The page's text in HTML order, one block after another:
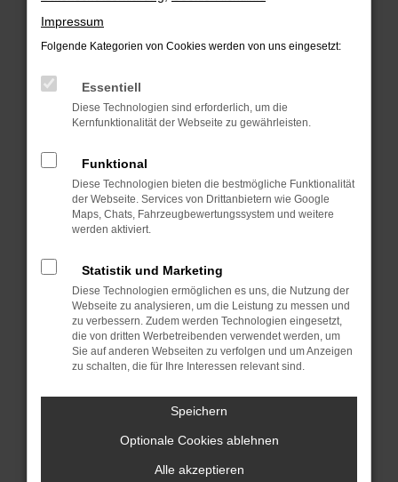
Laden andere Webseiten, zum Beispiel deine
Suchmaschine?
Prüfe deine Browsererweiterungen.
können das Laden bestimmter Seiten
verhindern. Funktioniert die Seite in einem
anderen Browser oder in einem privaten
Starte dein Gerät neu.
Das kann manchmal helfen, vorübergehende
Probleme zu beheben.
Betriebssystem auf dem neuesten Stand
sind.
Veraltete Software birgt nicht nur ein
Sicherheitsrisiko, sondern kann auch dazu
führen, dass bestimmte Funktionen nicht mehr
unterstützt werden.
Wenn du alle oben genannten Schritte versucht
versuchen, das Problem zu beheben. Du kannst
uns diesen Text schicken, um uns bei der
Impressum
Folgende Kategorien von Cookies werden von uns eingesetzt:
Essentiell
Diese Technologien sind erforderlich, um die
Kernfunktionalität der Webseite zu gewährleisten.
Funktional
Diese Technologien bieten die bestmögliche Funktionalität
der Webseite. Services von Drittanbietern wie Google
Maps, Chats, Fahrzeugbewertungssystem und weitere
werden aktiviert.
Statistik und Marketing
Diese Technologien ermöglichen es uns, die Nutzung der
Webseite zu analysieren, um die Leistung zu messen und
zu verbessern. Zudem werden Technologien eingesetzt,
die von dritten Werbetreibenden verwendet werden, um
Sie auf anderen Webseiten zu verfolgen und um Anzeigen
zu schalten, die für Ihre Interessen relevant sind.
Speichern
Optionale Cookies ablehnen
Alle akzeptieren